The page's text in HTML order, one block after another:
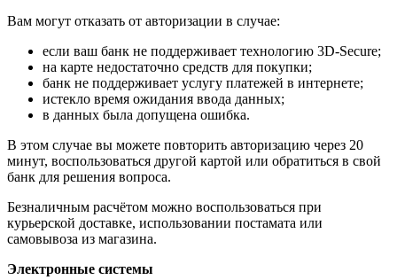
Вам могут отказать от авторизации в случае:
если ваш банк не поддерживает технологию 3D-Secure;
на карте недостаточно средств для покупки;
банк не поддерживает услугу платежей в интернете;
истекло время ожидания ввода данных;
в данных была допущена ошибка.
В этом случае вы можете повторить авторизацию через 20
минут, воспользоваться другой картой или обратиться в свой
банк для решения вопроса.
Безналичным расчётом можно воспользоваться при
курьерской доставке, использовании постамата или
самовывоза из магазина.
Электронные системы